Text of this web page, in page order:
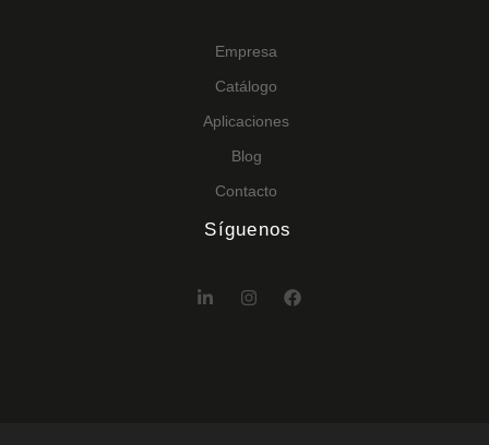
Empresa
Catálogo
Aplicaciones
Blog
Contacto
Síguenos